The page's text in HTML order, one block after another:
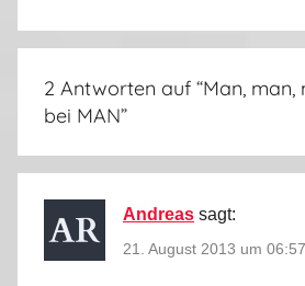
2 Antworten auf “Man, man,
bei MAN”
Andreas sagt:
21. August 2013 um